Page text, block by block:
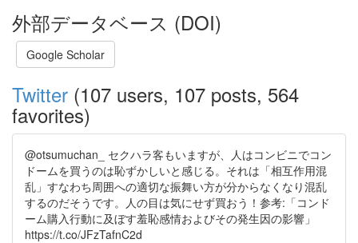
外部データベース (DOI)
Google Scholar
Twitter (107 users, 107 posts, 564
favorites)
@otsumuchan_ セクハラ客もいますが、人はコンビニでコン
ドームを買うのは恥ずかしいと感じる。それは「相互作用混
乱」すなわち周囲への適切な振舞い方が分からなくなり混乱
するのだそうです。人の目は気にせず買おう！参考:「コンド
ーム購入行動に及ぼす羞恥感情およびその発生因の影響」
https://t.co/JFzTafnC2d